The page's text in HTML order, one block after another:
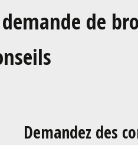
de
Demandez des